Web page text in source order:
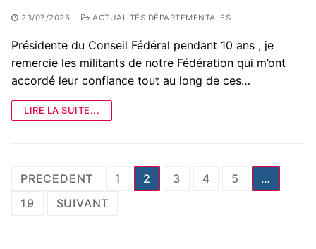
23/07/2025 ACTUALITÉS DÉPARTEMENTALES
Présidente du Conseil Fédéral pendant 10 ans , je
remercie les militants de notre Fédération qui m’ont
accordé leur confiance tout au long de ces…
LIRE LA SUITE...
Pagination
des
PRECEDENT 1 2 3 4 5
…
19
SUIVANT